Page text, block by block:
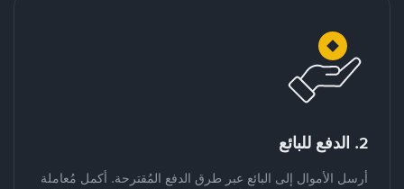
2. الدفع للبائع
أرسل الأموال إلى البائع عبر طرق الدفع المُقترحة. أكمل مُعاملة